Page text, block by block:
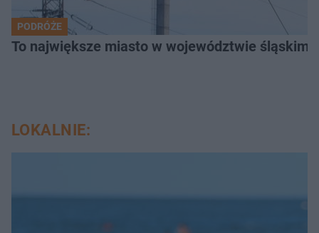
PODRÓŻE
To największe miasto w województwie
LOKALNIE: